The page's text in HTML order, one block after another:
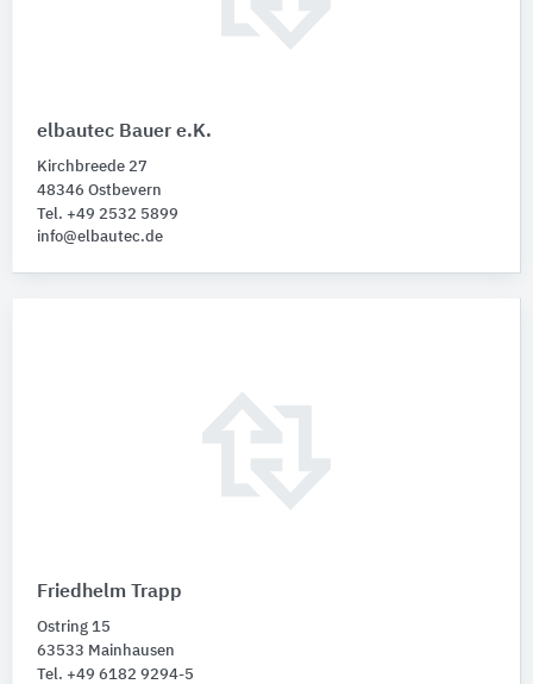
elbautec Bauer e.K.
Kirchbreede 27
48346 Ostbevern
Tel. +49 2532 5899
info@elbautec.de
Friedhelm Trapp
Ostring 15
63533 Mainhausen
Tel. +49 6182 9294-5